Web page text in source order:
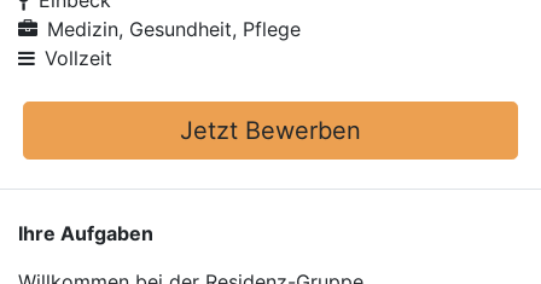
Medizin, Gesundheit, Pflege
Vollzeit
Jetzt Bewerben
Ihre Aufgaben